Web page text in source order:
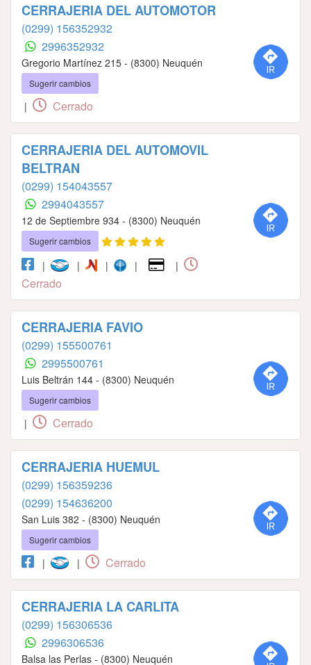
CERRAJERIA DEL AUTOMOTOR
(0299) 156352932
2996352932
Gregorio Martínez 215 - (8300) Neuquén
Sugerir cambios
| Cerrado
CERRAJERIA DEL AUTOMOVIL
BELTRAN
(0299) 154043557
2994043557
12 de Septiembre 934 - (8300) Neuquén
Sugerir cambios
| | | | |
Cerrado
CERRAJERIA FAVIO
(0299) 155500761
2995500761
Luis Beltrán 144 - (8300) Neuquén
Sugerir cambios
| Cerrado
CERRAJERIA HUEMUL
(0299) 156359236
(0299) 154636200
San Luis 382 - (8300) Neuquén
Sugerir cambios
| | Cerrado
CERRAJERIA LA CARLITA
(0299) 156306536
2996306536
Balsa las Perlas - (8300) Neuquén